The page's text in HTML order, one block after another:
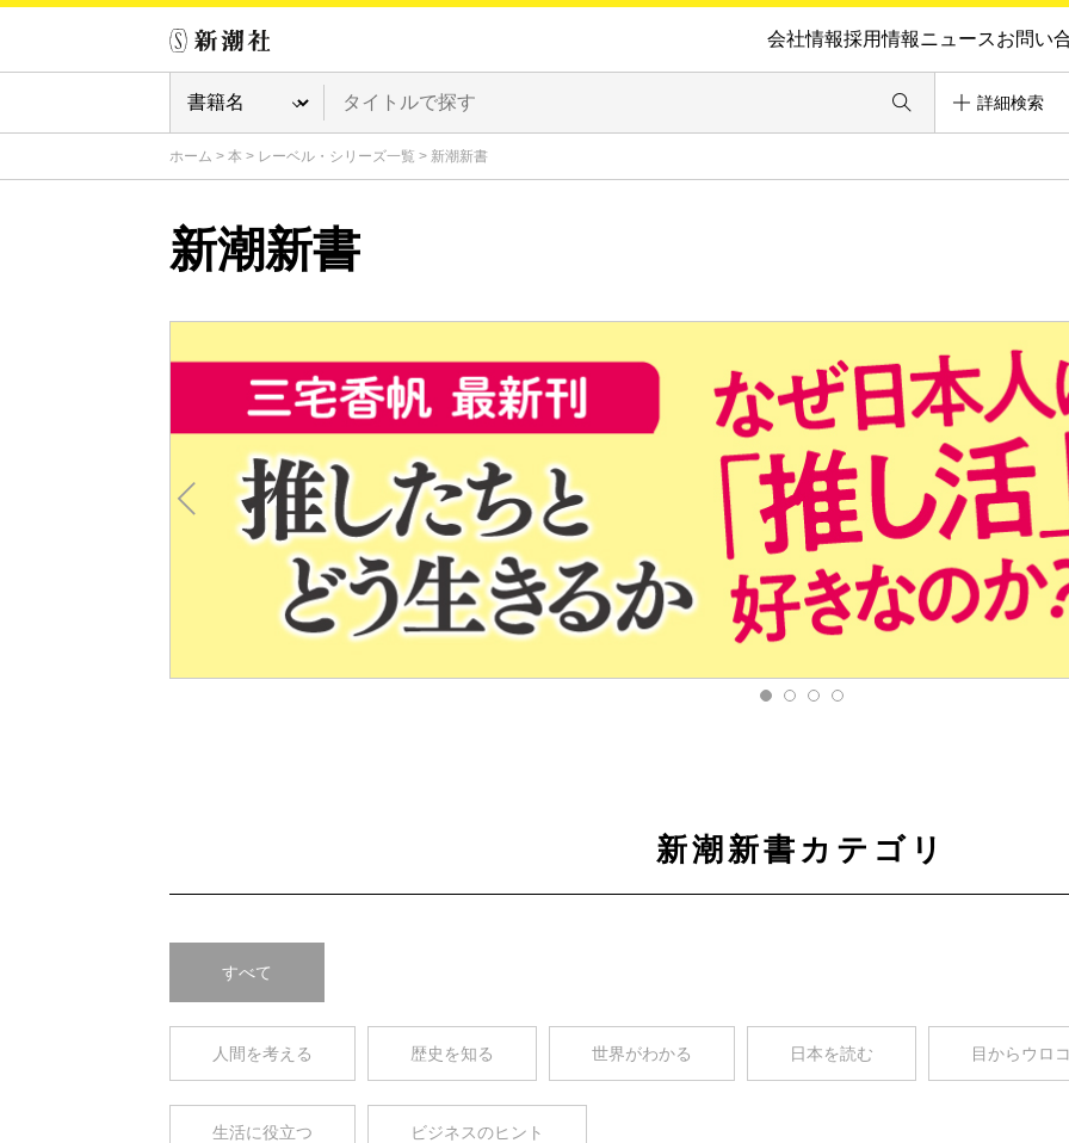
会社情報採用情報ニュースお問い
詳細検索
ホーム > 本 > レーベル・シリーズ一覧 > 新潮新書
新潮新書
新潮新書カテゴリ
すべて
人間を考える 歴史を知る 世界がわかる 日本を読む 目からウロコ
生活に役立つ ビジネスのヒント